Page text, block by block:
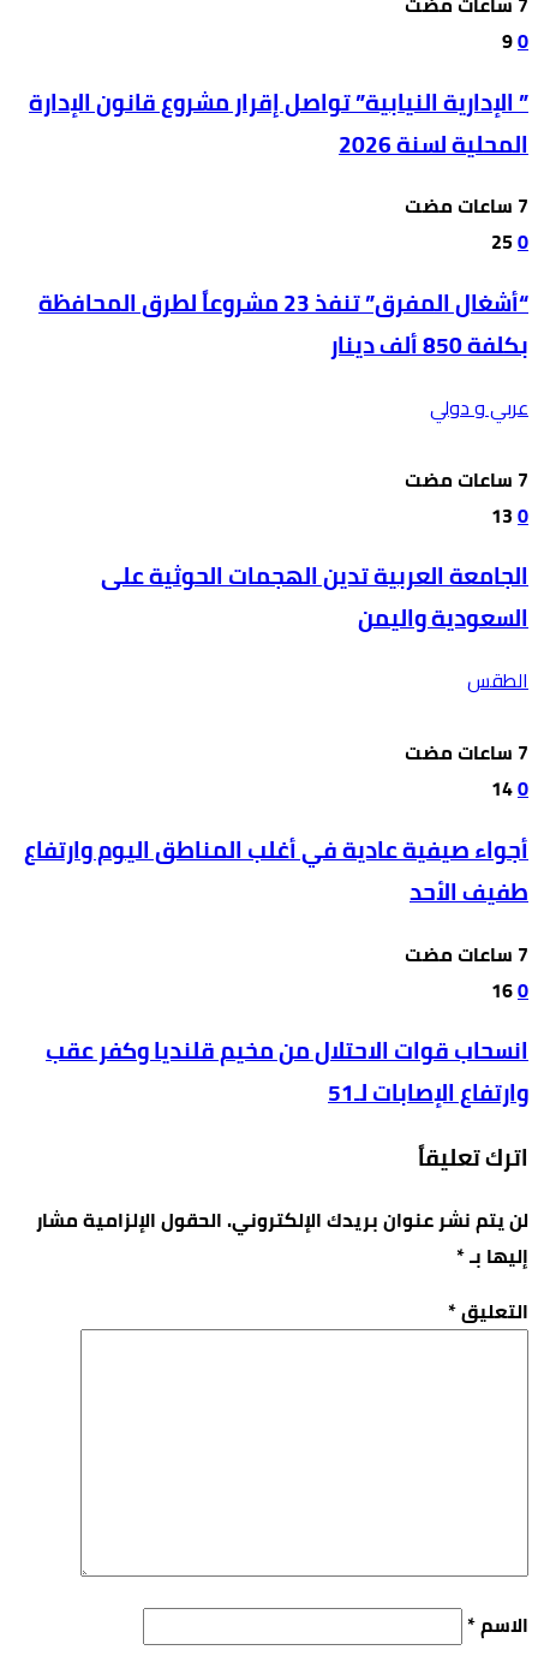
0
9
” الإدارية النيابية” تواصل إقرار مشروع قانون الإدارة
المحلية لسنة 2026
0
25
“أشغال المفرق” تنفذ 23 مشروعاً لطرق المحافظة
بكلفة 850 ألف دينار
عربي و دولي
0
13
الجامعة العربية تدين الهجمات الحوثية على
السعودية واليمن
الطقس
0
14
أجواء صيفية عادية في أغلب المناطق اليوم وارتفاع
طفيف الأحد
0
16
انسحاب قوات الاحتلال من مخيم قلنديا وكفر عقب
وارتفاع الإصابات لـ51
اترك تعليقاً
لن يتم نشر عنوان بريدك الإلكتروني.الحقول الإلزامية مشار
إليها بـ*
التعليق*
الاسم*